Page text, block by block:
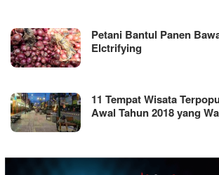
Petani Bantul Panen
Elctrifying
11 Tempat Wisata
Awal Tahun 2018 yang